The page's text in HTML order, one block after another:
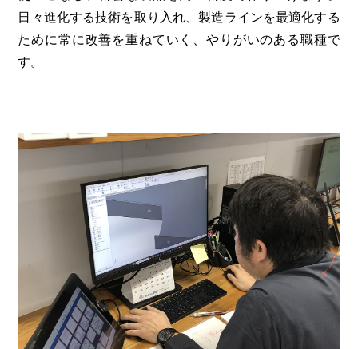
日々進化する技術を取り入れ、製造ラインを最適化する
ために常に改善を重ねていく、やりがいのある職種で
す。